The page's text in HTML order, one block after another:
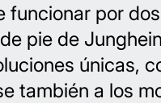
por
pie de
únicas,
también a los